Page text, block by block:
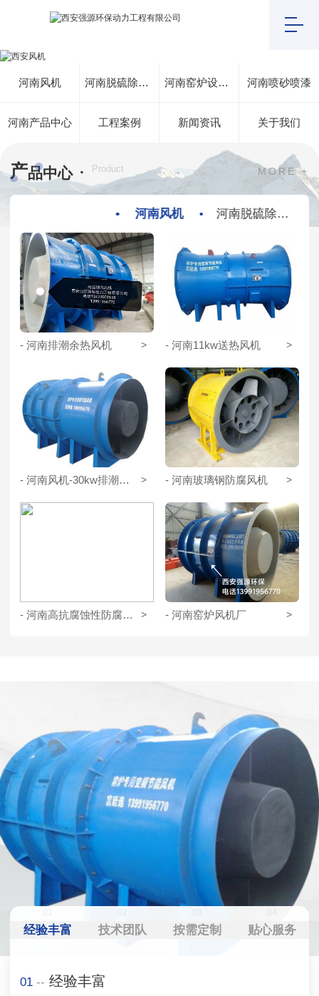
河南风机 河南脱硫除尘设备 河南窑炉设计技术咨询 河南喷砂喷漆
河南产品中心 工程案例 新闻资讯 关于我们
产品中心 · Product MORE +
河南风机 河南脱硫除尘设备
- 河南排潮余热风机 > - 河南11kw送热风机 >
- 河南风机-30kw排潮风机 > - 河南玻璃钢防腐风机 >
- 河南高抗腐蚀性防腐风机 > - 河南窑炉风机厂 >
01 -- 经验丰富
经验丰富 技术团队 按需定制 贴心服务